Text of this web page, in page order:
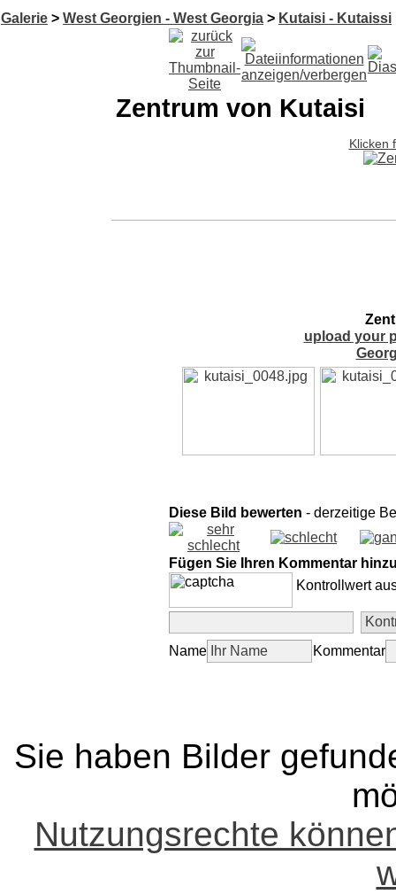
Galerie > West Georgien - West Georgia > Kutaisi - Kutaissi
Zentrum von Kutaisi
Klicken
upload your
Diese Bild bewerten - derzeitige
Fügen Sie Ihren Kommentar
Kontrollwert
Name Kommentar
Sie haben Bilder
Nutzungsrechte